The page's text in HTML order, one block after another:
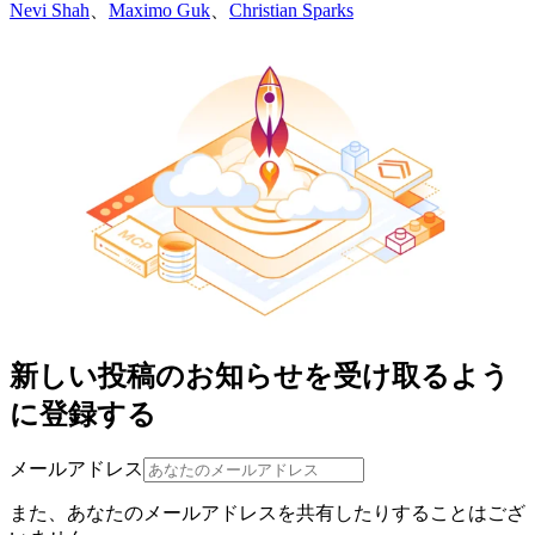
Nevi Shah Maximo Guk Christian Sparks
新しい投稿のお知らせを受け取るよう
に登録する
メールアドレス
また、あなたのメールアドレスを共有したりすることはござ